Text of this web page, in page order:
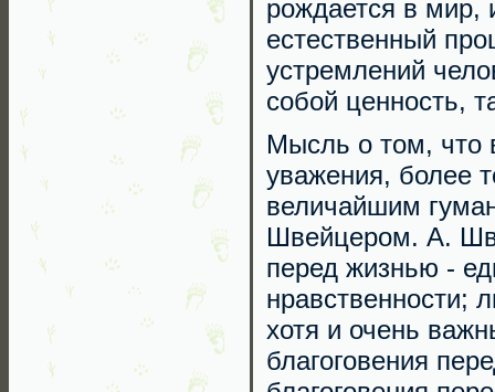
рождается в мир,
естественный
устремлений
собой ценность,
Мысль о том, что
уважения, более
величайшим
Швейцером. А.
перед жизнью -
нравственности;
хотя и очень
благоговения